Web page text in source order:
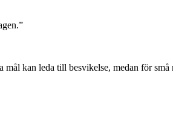
kan leda till besvikelse, medan för